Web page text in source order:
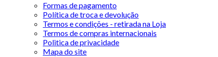
Formas de pagamento
Política de troca e devolução
Termos e condições - retirada na Loja
Termos de compras internacionais
Politica de privacidade
Mapa do site